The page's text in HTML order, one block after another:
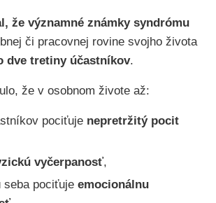
že významné známky syndrómu
či pracovnej rovine svojho života
dve tretiny účastníkov.
že v osobnom živote až:
pociťuje nepretržitý pocit
vyčerpanosť,
seba pociťuje emocionálnu